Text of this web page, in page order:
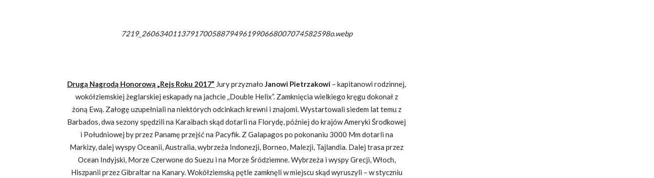
7219_2606340113791700588794961990668007074582598o.webp
Drugą Nagrodą Honorową „Rejs Roku 2017” Jury przyznało Janowi Pietrzakowi – kapitanowi rodzinnej,
wokółziemskiej żeglarskiej eskapady na jachcie „Double Helix”. Zamknięcia wielkiego kręgu dokonał z
żoną Ewą. Załogę uzupełniali na niektórych odcinkach krewni i znajomi. Wystartowali siedem lat temu z
Barbados, dwa sezony spędzili na Karaibach skąd dotarli na Florydę, później do krajów Ameryki Środkowej
i Południowej by przez Panamę przejść na Pacyfik. Z Galapagos po pokonaniu 3000 Mm dotarli na
Markizy, dalej wyspy Oceanii, Australia, wybrzeża Indonezji, Borneo, Malezji, Tajlandia. Dalej trasa przez
Ocean Indyjski, Morze Czerwone do Suezu i na Morze Śródziemne. Wybrzeża i wyspy Grecji, Włoch,
Hiszpanii przez Gibraltar na Kanary. Wokółziemską pętle zamknęli w miejscu skąd wyruszyli – w styczniu